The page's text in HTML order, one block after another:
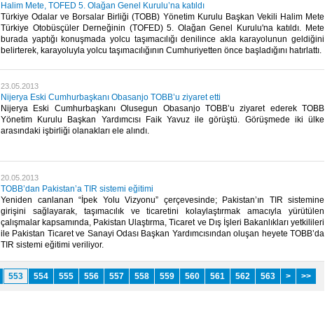
Halim Mete, TOFED 5. Olağan Genel Kurulu’na katıldı
Türkiye Odalar ve Borsalar Birliği (TOBB) Yönetim Kurulu Başkan Vekili Halim Mete
Türkiye Otobüsçüler Derneğinin (TOFED) 5. Olağan Genel Kurulu'na katıldı. Mete
burada yaptığı konuşmada yolcu taşımacılığı denilince akla karayolunun geldiğini
belirterek, karayoluyla yolcu taşımacılığının Cumhuriyetten önce başladığını hatırlattı.​ ​
23.05.2013
Nijerya Eski Cumhurbaşkanı Obasanjo TOBB’u ziyaret etti
Nijerya Eski Cumhurbaşkanı Olusegun Obasanjo TOBB’u ziyaret ederek TOBB
Yönetim Kurulu Başkan Yardımcısı Faik Yavuz ile görüştü. Görüşmede iki ülke
arasındaki işbirliği olanakları ele alındı.​ ​
20.05.2013
TOBB’dan Pakistan’a TIR sistemi eğitimi
​ Yeniden canlanan “İpek Yolu Vizyonu” çerçevesinde; Pakistan’ın TIR sistemine
girişini sağlayarak, taşımacılık ve ticaretini kolaylaştırmak amacıyla yürütülen
çalışmalar kapsamında, Pakistan Ulaştırma, Ticaret ve Dış İşleri Bakanlıkları yetkilileri
ile Pakistan Ticaret ve Sanayi Odası Başkan Yardımcısından oluşan heyete TOBB’da
TIR sistemi eğitimi veriliyor. ​
553 554 555 556 557 558 559 560 561 562 563 > >>